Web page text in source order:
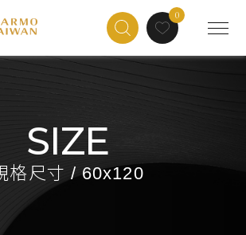
SIZE
格尺寸 / 60x120
0